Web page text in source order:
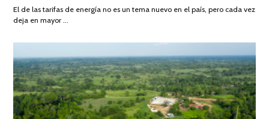
DE
El de las tarifas de energía no es un tema nuevo en el país, pero cada vez
deja en mayor …